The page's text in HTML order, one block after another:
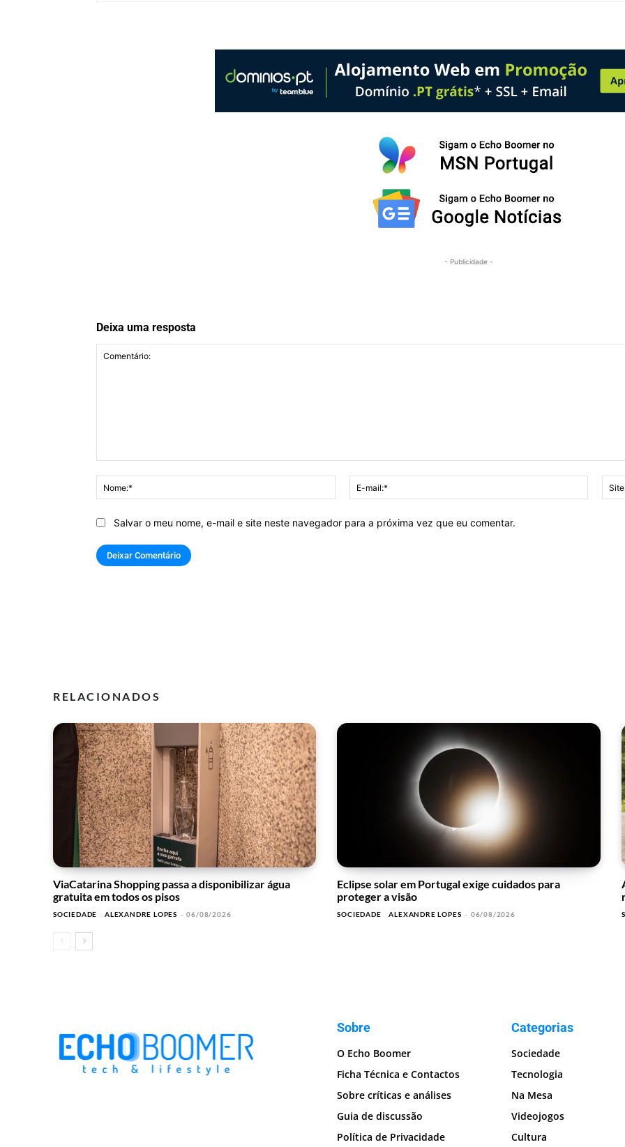
- Publicidade -
Deixa uma resposta
Nome:*
mail:*
Salvar o meu nome, e-mail e site neste navegador para a próxima vez que eu comentar.
RELACIONADOS
ViaCatarina Shopping passa a disponibilizar água
gratuita em todos os pisos
SOCIEDADE ALEXANDRE LOPES - 06/08/2026
Eclipse solar em Portugal exige cuidados para
proteger a visão
SOCIEDADE ALEXANDRE LOPES - 06/08/2026
Sobre
O Echo Boomer
Ficha Técnica e Contactos
Sobre críticas e análises
Guia de discussão
Política de Privacidade
Categorias
Sociedade
Tecnologia
Na Mesa
Videojogos
Cultura